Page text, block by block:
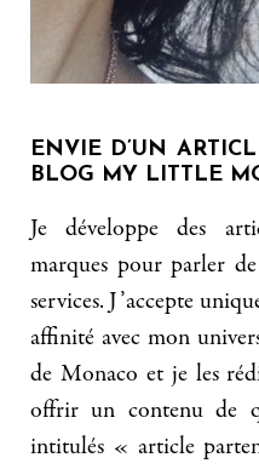
ENVIE D’UN
BLOG MY LITTLE
Je développe des
marques pour parler
services. J’accepte
affinité avec mon
de Monaco et je les
offrir un contenu de
intitulés « article